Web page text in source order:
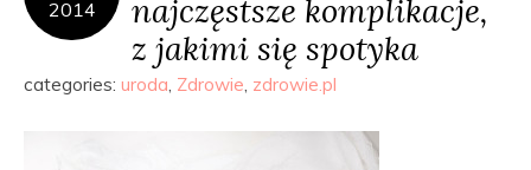
2014
najczęstsze komplikacje,
z jakimi się spotyka
categories: uroda, Zdrowie, zdrowie.pl